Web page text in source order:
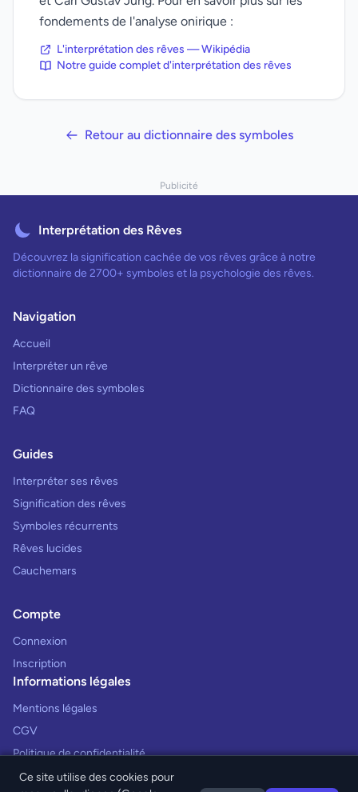
fondements de l'analyse onirique :
L'interprétation des rêves — Wikipédia
Notre guide complet d'interprétation des rêves
Retour au dictionnaire des symboles
Publicité
Interprétation des Rêves
Découvrez la signification cachée de vos rêves grâce à notre
dictionnaire de 2700+ symboles et la psychologie des rêves.
Navigation
Accueil
Interpréter un rêve
Dictionnaire des symboles
FAQ
Guides
Interpréter ses rêves
Signification des rêves
Symboles récurrents
Rêves lucides
Cauchemars
Compte
Connexion
Inscription
Informations légales
Mentions légales
CGV
Politique de confidentialité
Ce site utilise des cookies pour